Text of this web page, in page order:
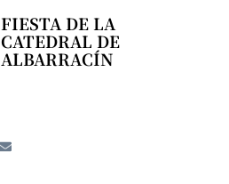
FIESTA DE LA
CATEDRAL DE
ALBARRACÍN